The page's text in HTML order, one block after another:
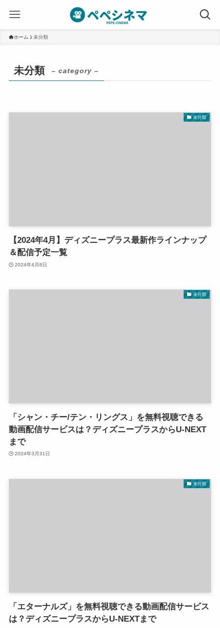
ホーム 未分類
未分類 – category –
未分類
【2024年4月】ディズニープラス最新作ラインナップ
＆配信予定一覧
2024年4月8日
未分類
「シャン・チー/テン・リングス」を無料視聴できる
動画配信サービスは？ディズニープラスからU-NEXT
まで
2024年3月31日
未分類
「エターナルズ」を無料視聴できる動画配信サービス
は？ディズニープラスからU-NEXTまで